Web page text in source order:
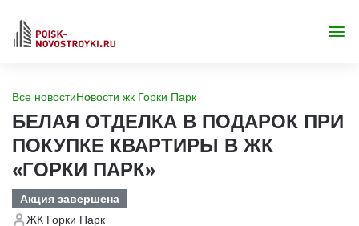
Все новостиНовости жк Горки Парк
БЕЛАЯ ОТДЕЛКА В ПОДАРОК ПРИ
ПОКУПКЕ КВАРТИРЫ В ЖК
«ГОРКИ ПАРК»
Акция завершена
ЖК Горки Парк